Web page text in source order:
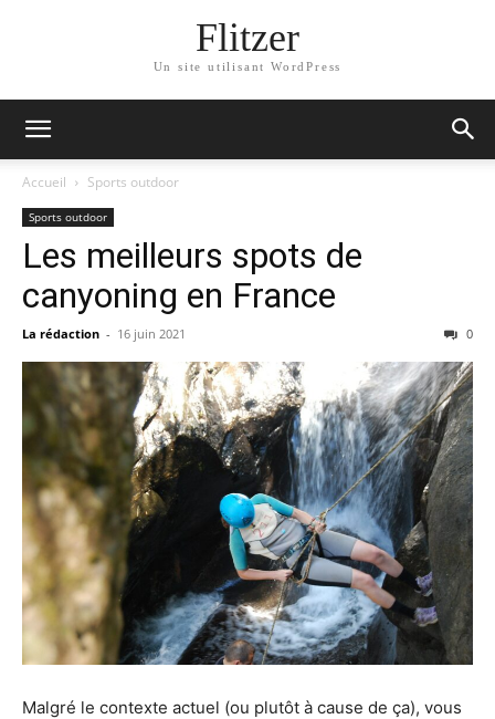
Flitzer
Un site utilisant WordPress
Accueil Sports outdoor
Sports outdoor
Les meilleurs spots de
canyoning en France
La rédaction - 16 juin 2021 0
Malgré le contexte actuel (ou plutôt à cause de ça), vous